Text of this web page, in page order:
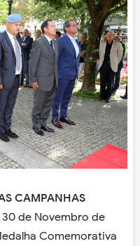
CAMPANHAS
de Novembro de
Comemorativa